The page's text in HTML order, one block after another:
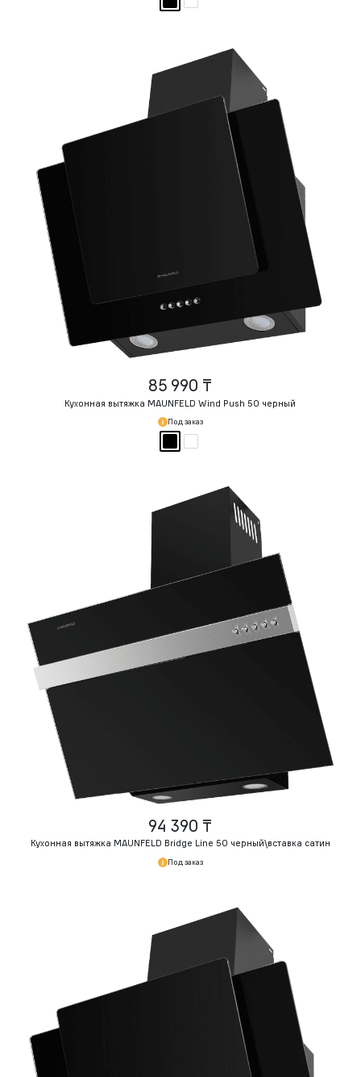
85 990 ₸
Кухонная вытяжка MAUNFELD Wind Push 50 черный
Под заказ
94 390 ₸
Кухонная вытяжка MAUNFELD Bridge Line 50 черный\вставка сатин
Под заказ